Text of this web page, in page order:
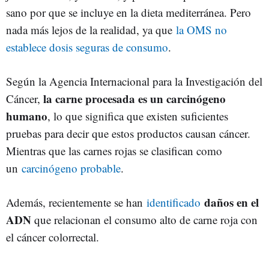
sano por que se incluye en la dieta mediterránea. Pero
nada más lejos de la realidad, ya que la OMS no
establece dosis seguras de consumo.
Según la Agencia Internacional para la Investigación del
Cáncer, la carne procesada es un carcinógeno
humano, lo que significa que existen suficientes
pruebas para decir que estos productos causan cáncer.
Mientras que las carnes rojas se clasifican como
un carcinógeno probable.
Además, recientemente se han identificado daños en el
ADN que relacionan el consumo alto de carne roja con
el cáncer colorrectal.